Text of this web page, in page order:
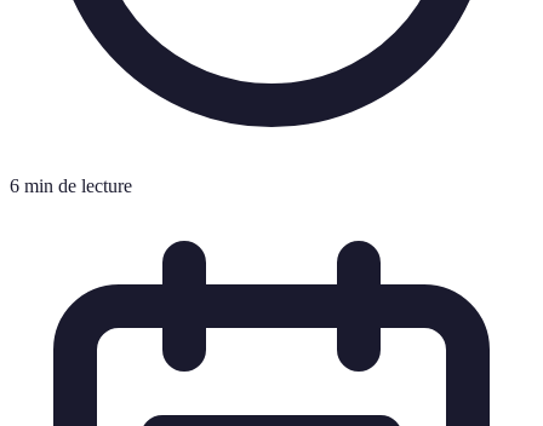
6 min de lecture